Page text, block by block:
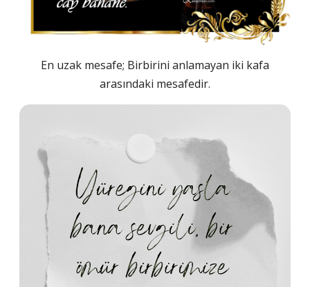
En uzak mesafe; Birbirini anlamayan iki kafa
arasındaki mesafedir.